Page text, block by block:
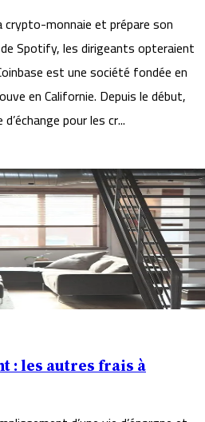
monnaie et prépare son
Spotify, les dirigeants opteraient
est une société fondée en
en Californie. Depuis le début,
pour les cr...
: les autres frais à